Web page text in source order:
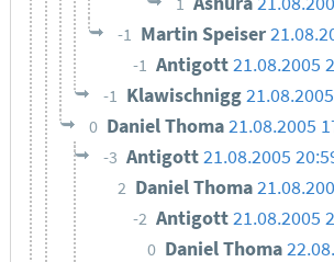
-1 Martin Speiser
-1 Antigott21.08.2005
-1 Klawischnigg
0 Daniel Thoma21.08.2005
-3 Antigott21.08.2005
2 Daniel Thoma
-2 Antigott21.08.2005
0 Daniel Thoma